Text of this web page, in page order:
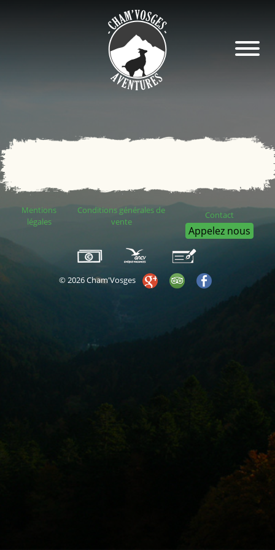
Mentions
légales
Conditions générales de
vente
Contact
Appelez nous
© 2026 Cham'Vosges